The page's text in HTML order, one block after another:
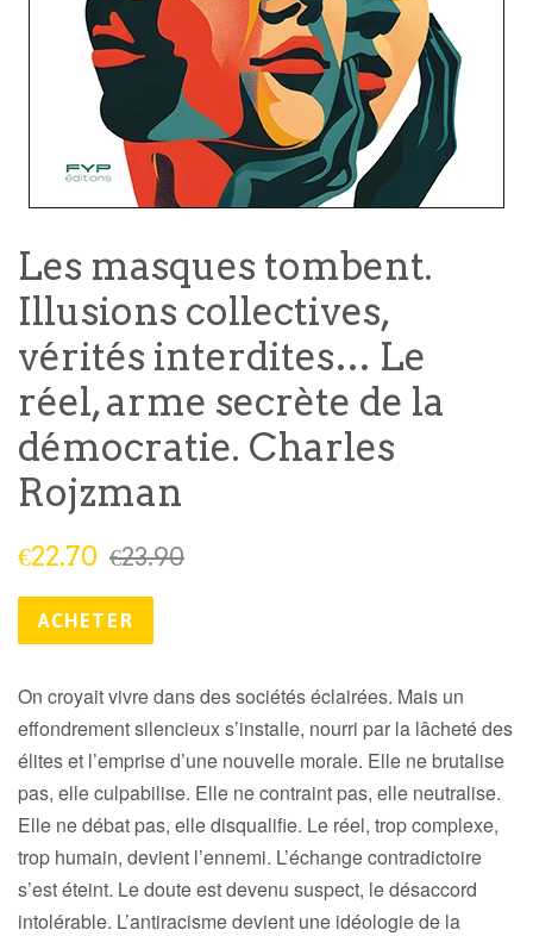
Les masques tombent.
Illusions collectives,
vérités interdites… Le
réel, arme secrète de la
démocratie. Charles
Rojzman
Prix
€22.70 Prix
€23.90
ACHETER
On croyait vivre dans des sociétés éclairées. Mais un
effondrement silencieux s’installe, nourri par la lâcheté des
élites et l’emprise d’une nouvelle morale. Elle ne brutalise
pas, elle culpabilise. Elle ne contraint pas, elle neutralise.
Elle ne débat pas, elle disqualifie. Le réel, trop complexe,
trop humain, devient l’ennemi. L’échange contradictoire
s’est éteint. Le doute est devenu suspect, le désaccord
intolérable. L’antiracisme devient une idéologie de la